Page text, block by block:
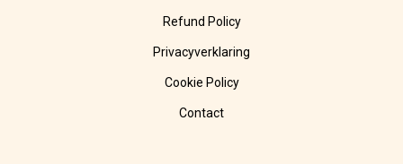
Refund Policy
Privacyverklaring
Cookie Policy
Contact